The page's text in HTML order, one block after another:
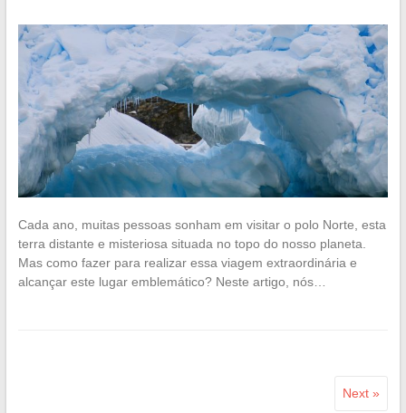
Cada ano, muitas pessoas sonham em visitar o polo Norte, esta
terra distante e misteriosa situada no topo do nosso planeta.
Mas como fazer para realizar essa viagem extraordinária e
alcançar este lugar emblemático? Neste artigo, nós…
Next »